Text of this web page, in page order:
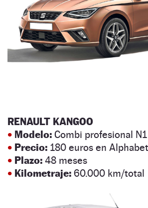
RENAULT KANGOO
• Modelo: Combi profesional
• Precio: 180 euros en Alphabet
• Plazo: 48 meses
• Kilometraje: 60.000 km/total